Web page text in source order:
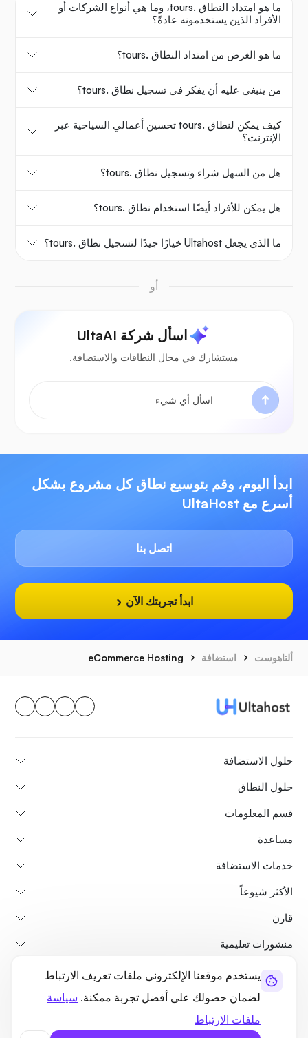
يستخدم موقعنا الإلكتروني ملفات تعريف الارتباط
لضمان حصولك على أفضل تجربة ممكنة. سياسة
ملفات الارتباط
ما هو امتداد النطاق .tours، وما هي أنواع الشركات أو
الأفراد الذين يستخدمونه عادةً؟
ما هو الغرض من امتداد النطاق .tours؟
من ينبغي عليه أن يفكر في تسجيل نطاق .tours؟
كيف يمكن لنطاق .tours تحسين أعمالي السياحية عبر
الإنترنت؟
هل من السهل شراء وتسجيل نطاق .tours؟
هل يمكن للأفراد أيضًا استخدام نطاق .tours؟
ما الذي يجعل Ultahost خيارًا جيدًا لتسجيل نطاق .tours؟
أو
اسأل شركة UltaAI
مستشارك في مجال النطاقات والاستضافة.
ابدأ اليوم، وقم بتوسيع نطاق كل مشروع بشكل
أسرع مع UltaHost
اتصل بنا
ابدأ تجربتك الآن
ألتاهوست استضافة eCommerce Hosting
حلول الاستضافة
حلول النطاق
قسم المعلومات
مساعدة
خدمات الاستضافة
الأكثر شيوعاً
قارن
منشورات تعليمية
من نحن
خريطة الموقع